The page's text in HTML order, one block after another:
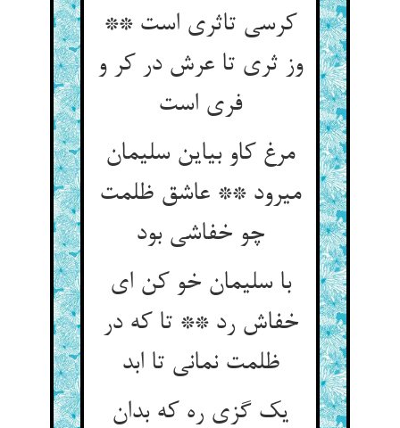
کرسی تاثری است **
وز ثری تا عرش در کر و
فری است‏
مرغ کاو بی‏این سلیمان
می‏رود ** عاشق ظلمت
چو خفاشی بود
با سلیمان خو کن ای
خفاش رد ** تا که در
ظلمت نمانی تا ابد
یک گزی ره که بدان